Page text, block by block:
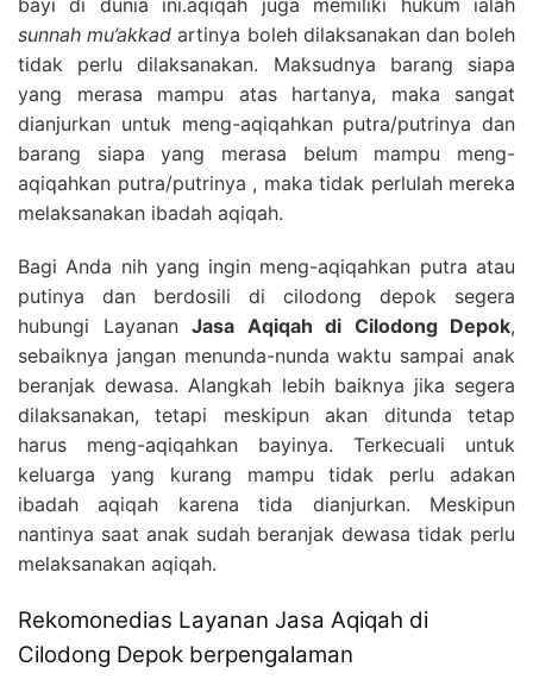
bayi di dunia ini.aqiqah juga memiliki hukum ialah
sunnah mu’akkadartinya boleh dilaksanakan dan boleh
tidak perlu dilaksanakan. Maksudnya barang siapa
yang merasa mampu atas hartanya, maka sangat
dianjurkan untuk meng-aqiqahkan putra/putrinya dan
barang siapa yang merasa belum mampu meng-
aqiqahkan putra/putrinya , maka tidak perlulah mereka
melaksanakan ibadah aqiqah.
Bagi Anda nih yang ingin meng-aqiqahkan putra atau
putinya dan berdosili di cilodong depok segera
hubungi Layanan Jasa Aqiqah di Cilodong Depok,
sebaiknya jangan menunda-nunda waktu sampai anak
beranjak dewasa. Alangkah lebih baiknya jika segera
dilaksanakan, tetapi meskipun akan ditunda tetap
harus meng-aqiqahkan bayinya. Terkecuali untuk
keluarga yang kurang mampu tidak perlu adakan
ibadah aqiqah karena tida dianjurkan. Meskipun
nantinya saat anak sudah beranjak dewasa tidak perlu
melaksanakan aqiqah.
Rekomonedias Layanan Jasa Aqiqah di
Cilodong Depok berpengalaman